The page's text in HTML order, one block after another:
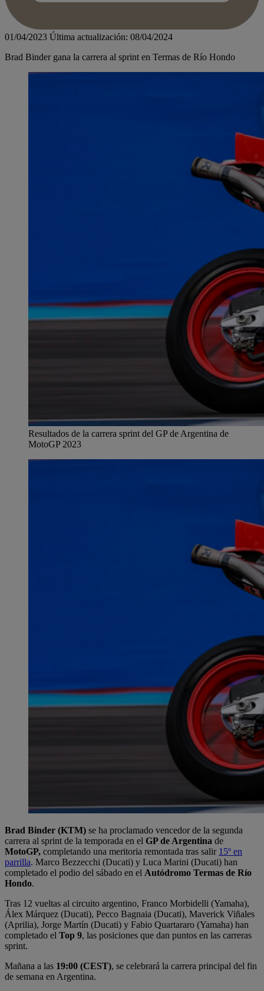
01/04/2023 Última actualización: 08/04/2024
Brad Binder gana la carrera al sprint en Termas de Río Hondo
Resultados de la carrera sprint del GP de Argentina de
MotoGP 2023
Brad Binder (KTM) se ha proclamado vencedor de la segunda
carrera al sprint de la temporada en el GP de Argentina de
MotoGP, completando una meritoria remontada tras salir 15º en
parrilla. Marco Bezzecchi (Ducati) y Luca Marini (Ducati) han
completado el podio del sábado en el Autódromo Termas de Río
Hondo.
Tras 12 vueltas al circuito argentino, Franco Morbidelli (Yamaha),
Álex Márquez (Ducati), Pecco Bagnaia (Ducati), Maverick Viñales
(Aprilia), Jorge Martín (Ducati) y Fabio Quartararo (Yamaha) han
completado el Top 9, las posiciones que dan puntos en las carreras
sprint.
Mañana a las 19:00 (CEST), se celebrará la carrera principal del fin
de semana en Argentina.